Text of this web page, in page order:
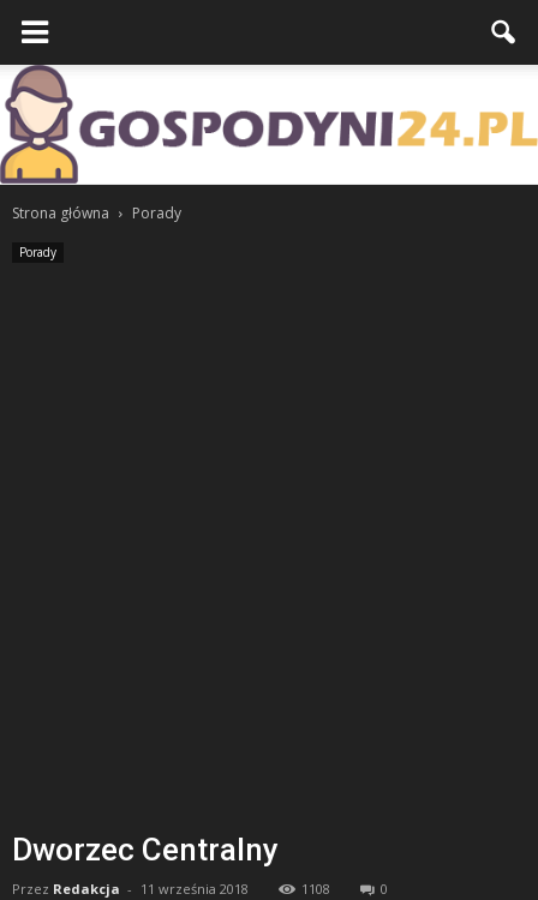
Strona główna Porady
Porady
Dworzec Centralny
Przez Redakcja - 11 września 2018 1108 0